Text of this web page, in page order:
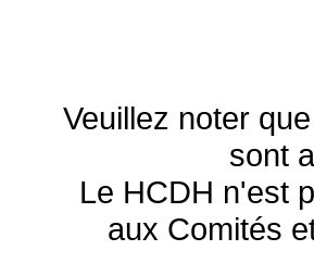
Veuillez noter
sont
Le HCDH n'est
aux Comités